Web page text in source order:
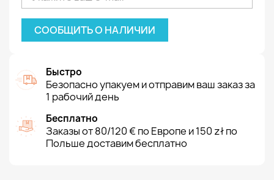
СООБЩИТЬ О НАЛИЧИИ
Быстро
Безопасно упакуем и отправим ваш заказ за
1 рабочий день
Бесплатно
Заказы от 80/120 € по Европе и 150 zł по
Польше доставим бесплатно